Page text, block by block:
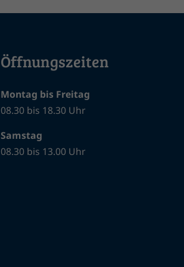
Öffnungszeiten
Montag bis Freitag
08.30 bis 18.30 Uhr
Samstag
08.30 bis 13.00 Uhr